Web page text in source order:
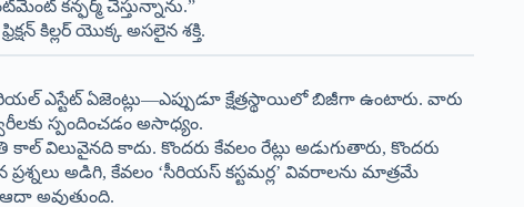
కన్ఫర్మ్ చేస్తున్నాను.”
కిల్లర్ యొక్క అసలైన శక్తి.
ఎస్టేట్ ఏజెంట్లు—ఎప్పుడూ క్షేత్రస్థాయిలో బిజీగా ఉంటారు. వారు
స్పందించడం అసాధ్యం.
కాల్ విలువైనది కాదు. కొందరు కేవలం రేట్లు అడుగుతారు, కొందరు
అడిగి, కేవలం ‘సీరియస్ కస్టమర్ల’ వివరాలను మాత్రమే
అవుతుంది.